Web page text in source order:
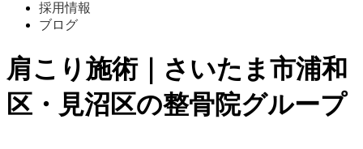
採用情報
ブログ
肩こり施術｜さいたま市浦和
区・見沼区の整骨院グループ